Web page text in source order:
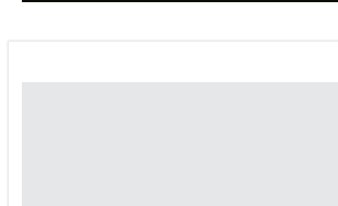
انقلاب